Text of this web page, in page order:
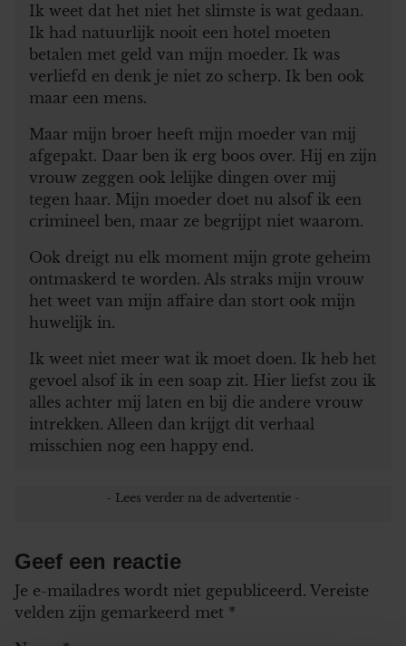
Ik weet dat het niet het slimste is wat gedaan.
Ik had natuurlijk nooit een hotel moeten
betalen met geld van mijn moeder. Ik was
verliefd en denk je niet zo scherp. Ik ben ook
maar een mens.
Maar mijn broer heeft mijn moeder van mij
afgepakt. Daar ben ik erg boos over. Hij en zijn
vrouw zeggen ook lelijke dingen over mij
tegen haar. Mijn moeder doet nu alsof ik een
crimineel ben, maar ze begrijpt niet waarom.
Ook dreigt nu elk moment mijn grote geheim
ontmaskerd te worden. Als straks mijn vrouw
het weet van mijn affaire dan stort ook mijn
huwelijk in.
Ik weet niet meer wat ik moet doen. Ik heb het
gevoel alsof ik in een soap zit. Hier liefst zou ik
alles achter mij laten en bij die andere vrouw
intrekken. Alleen dan krijgt dit verhaal
misschien nog een happy end.
Geef een reactie
Je e-mailadres wordt niet gepubliceerd. Vereiste
velden zijn gemarkeerd met *